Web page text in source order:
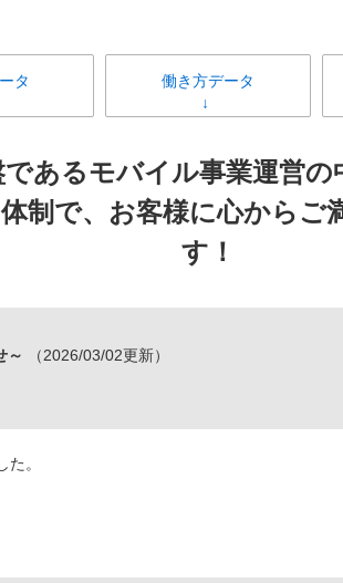
タ 働き方データ
あるモバイル事業運営
制で、お客様に心からご
す！
～ （2026/03/02更新）
。